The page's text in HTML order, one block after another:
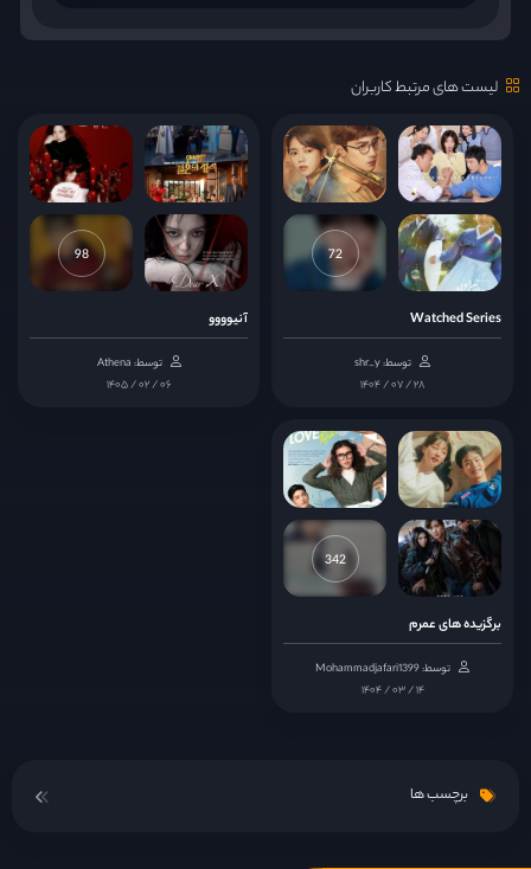
قسمت 10
قسمت 12
قسمت 13
قسمت 15
قسمت 16
لیست های مرتبط کاربران
72
Watched Series
توسط: shr_y
۱۴۰۴ / ۰۷ / ۲۸
98
آنیوووو
توسط: Athena
۱۴۰۵ / ۰۲ / ۰۶
342
برگزیده های عمرم
توسط: Mohammadjafari1399
۱۴۰۴ / ۰۳ / ۱۴
برچسب ها